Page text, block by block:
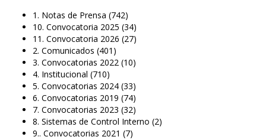
1. Notas de Prensa (742)
10. Convocatoria 2025 (34)
11. Convocatoria 2026 (27)
2. Comunicados (401)
3. Convocatorias 2022 (10)
4. Institucional (710)
5. Convocatorias 2024 (33)
6. Convocatorias 2019 (74)
7. Convocatorias 2023 (32)
8. Sistemas de Control Interno (2)
9.. Convocatorias 2021 (7)